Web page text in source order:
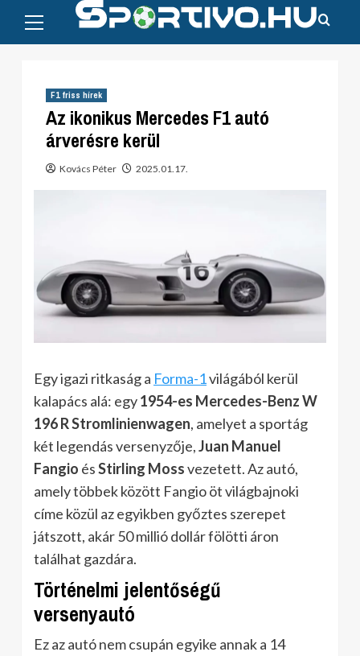
content
Menu
F1 friss hírek
Az ikonikus Mercedes F1 autó
árverésre kerül
Kovács Péter 2025.01.17.
Egy igazi ritkaság a Forma-1világából kerül
kalapács alá: egy1954-es Mercedes-Benz W
196 R Stromlinienwagen, amelyet a sportág
két legendás versenyzője,Juan Manuel
Fangio ésStirling Mossvezetett. Az autó,
amely többek között Fangio öt világbajnoki
címe közül az egyikben győztes szerepet
játszott, akár 50 millió dollár fölötti áron
találhat gazdára.
Történelmi jelentőségű
versenyautó
Ez az autó nem csupán egyike annak a 14